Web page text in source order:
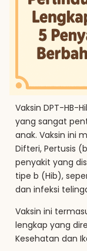
Vaksin DPT-HB-
yang sangat
anak. Vaksin ini
Difteri, Pertusis
penyakit yang
tipe b (Hib),
dan infeksi
Vaksin ini
lengkap yang
Kesehatan dan